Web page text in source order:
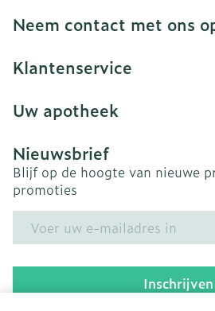
Neem contact met ons
Klantenservice
Uw apotheek
Nieuwsbrief
Blijf op de hoogte van nieuwe
promoties
Inschrijven